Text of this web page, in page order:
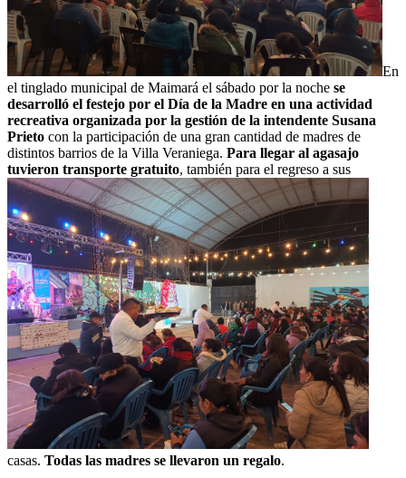
En
el tinglado municipal de Maimará el sábado por la noche se
desarrolló el festejo por el Día de la Madre en una actividad
recreativa organizada por la gestión de la intendente Susana
Prieto con la participación de una gran cantidad de madres de
distintos barrios de la Villa Veraniega. Para llegar al agasajo
tuvieron transporte gratuito, también para el regreso a sus
casas. Todas las madres se llevaron un regalo.